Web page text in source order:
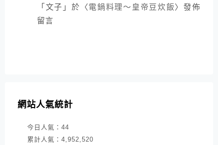
「 文子 」於〈電鍋料理～皇帝豆炊飯〉發佈
留言
網站人氣統計
今日人氣： 44
累計人氣： 4,952,520